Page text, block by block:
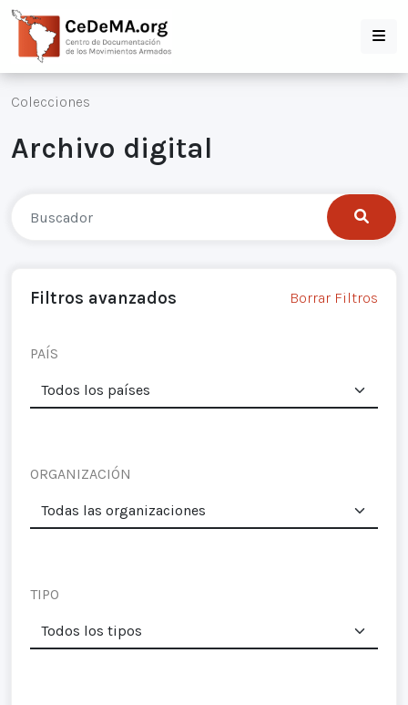
Colecciones
Archivo digital
Filtros avanzados Borrar Filtros
PAÍS
ORGANIZACIÓN
TIPO